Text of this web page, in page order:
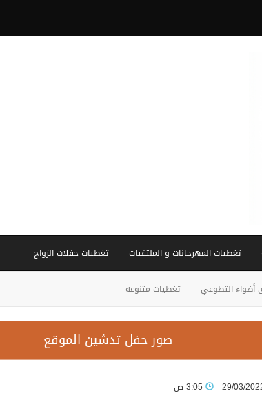
تغطيات المهرجانات و الملتقيات تغطيات حفلات الزواج
أضواء التطوعي تغطيات متنوعة
صور حفل تدشين الموقع
29/03/